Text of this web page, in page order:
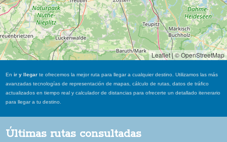
Leaflet|© OpenStreetMap
Enir y llegar te ofrecemos la mejor ruta para llegar a cualquier destino. Utilizamos las más
avanzadas tecnologías de representación de mapas, cálculo de rutas, datos de tráfico
actualizados en tiempo real y calculador de distancias para ofrecerte un detallado itenerario
para llegar a tu destino.
Últimas rutas consultadas